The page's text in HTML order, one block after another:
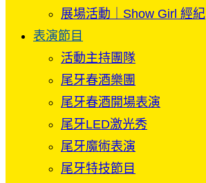
展場活動｜Show Girl 經紀
表演節目
活動主持團隊
尾牙春酒樂團
尾牙春酒開場表演
尾牙LED激光秀
尾牙魔術表演
尾牙特技節目